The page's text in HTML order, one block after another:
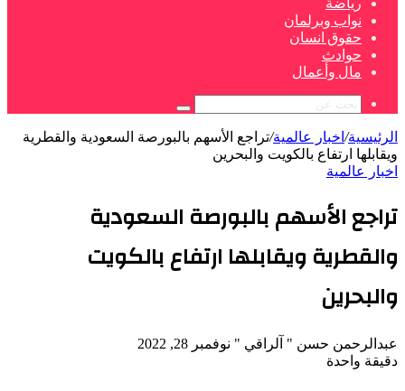
رياضة
نواب وبرلمان
حقوق انسان
حوادث
مال وأعمال
بحث
عن
الرئيسية/ اخبار عالمية/تراجع الأسهم بالبورصة السعودية والقطرية
ويقابلها ارتفاع بالكويت والبحرين
اخبار عالمية
تراجع الأسهم بالبورصة السعودية
والقطرية ويقابلها ارتفاع بالكويت
والبحرين
عبدالرحمن حسن " آلراقي " تابع
أرسل
نوفمبر 28, 2022
دقيقة واحدة